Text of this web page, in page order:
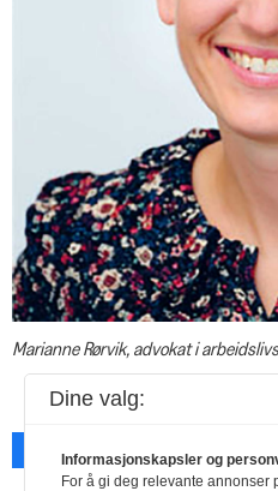
Marianne Rørvik, advokat i
Facebook X
Dine valg:
Informasjonskapsler og
For å gi deg relevante annonser